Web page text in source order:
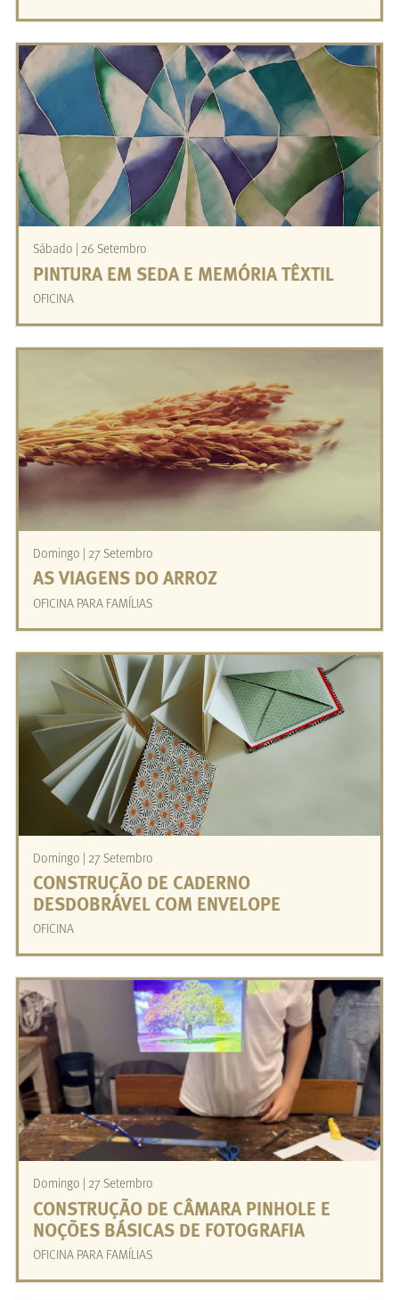
Sábado | 26 Setembro
PINTURA EM SEDA E MEMÓRIA TÊXTIL
OFICINA
Domingo | 27 Setembro
AS VIAGENS DO ARROZ
OFICINA PARA FAMÍLIAS
Domingo | 27 Setembro
CONSTRUÇÃO DE CADERNO
DESDOBRÁVEL COM ENVELOPE
OFICINA
Domingo | 27 Setembro
CONSTRUÇÃO DE CÂMARA PINHOLE E
NOÇÕES BÁSICAS DE FOTOGRAFIA
OFICINA PARA FAMÍLIAS